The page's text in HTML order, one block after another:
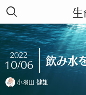
飲み水
2022
10/06
小羽田 健雄